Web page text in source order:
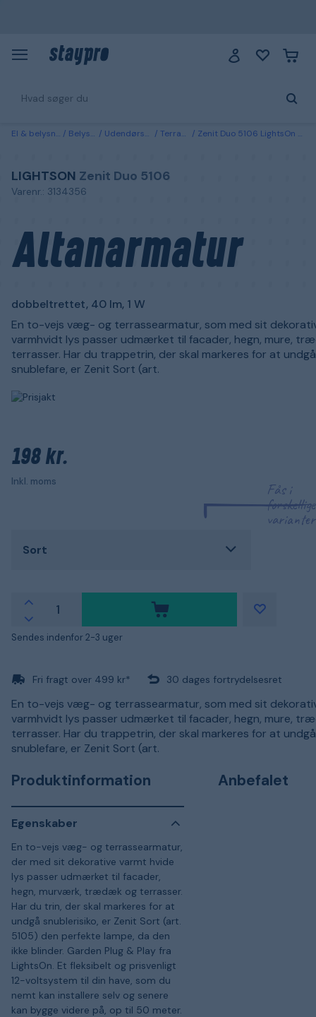
El & belysning Belysning Udendørsbelysning Terrasselamper Zenit Duo 5106 LightsOn Altanarmatur dobbeltrettet, 40 lm, 1 W Sort
LIGHTSON Zenit Duo 5106
Varenr.: 3134356
Altanarmatur
dobbeltrettet, 40 lm, 1 W
En to-vejs væg- og terrassearmatur, som med sit
varmhvidt lys passer udmærket til facader, hegn, mure,
terrasser. Har du trappetrin, der skal markeres for at undgå
snublefare, er Zenit Sort (art.
198 kr.
Inkl. moms
Fås i
forskellige
varianter
Sort
Sendes indenfor 2-3 uger
Fri fragt over 499 kr* 30 dages fortrydelsesret
En to-vejs væg- og terrassearmatur, som med sit
varmhvidt lys passer udmærket til facader, hegn, mure,
terrasser. Har du trappetrin, der skal markeres for at undgå
snublefare, er Zenit Sort (art.
Produktinformation
Egenskaber
En to-vejs væg- og terrassearmatur,
der med sit dekorative varmt hvide
lys passer udmærket til facader,
hegn, murværk, trædæk og terrasser.
Har du trin, der skal markeres for at
undgå snublerisiko, er Zenit Sort (art.
5105) den perfekte lampe, da den
ikke blinder. Garden Plug & Play fra
LightsOn. Et fleksibelt og prisvenligt
12-voltsystem til din have, som du
nemt kan installere selv og senere
kan bygge videre på, op til 50 meter.
Anbefalet